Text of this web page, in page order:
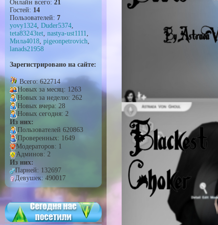
Онлайн всего: 21
Гостей: 14
Пользователей: 7
yovy1324, Duder5374,
teta83243tet, nastya-ust1111,
Мила4018, pigeonpetrovich,
lanads21958
Зарегистрировано на сайте:
Всего: 622714
Новых за месяц: 1263
Новых за неделю: 262
Новых вчера: 28
Новых сегодня: 2
Из них:
Пользователей 620863
Проверенных: 1649
Модераторов: 1
Админов: 2
Из них:
Парней: 132697
Девушек: 490017